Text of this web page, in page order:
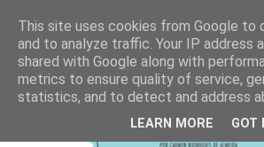
This site uses cookies from Google to
and to analyze traffic. Your IP address
shared with Google along with
metrics to ensure quality of service,
statistics, and to detect and address
LEARN MORE GOT